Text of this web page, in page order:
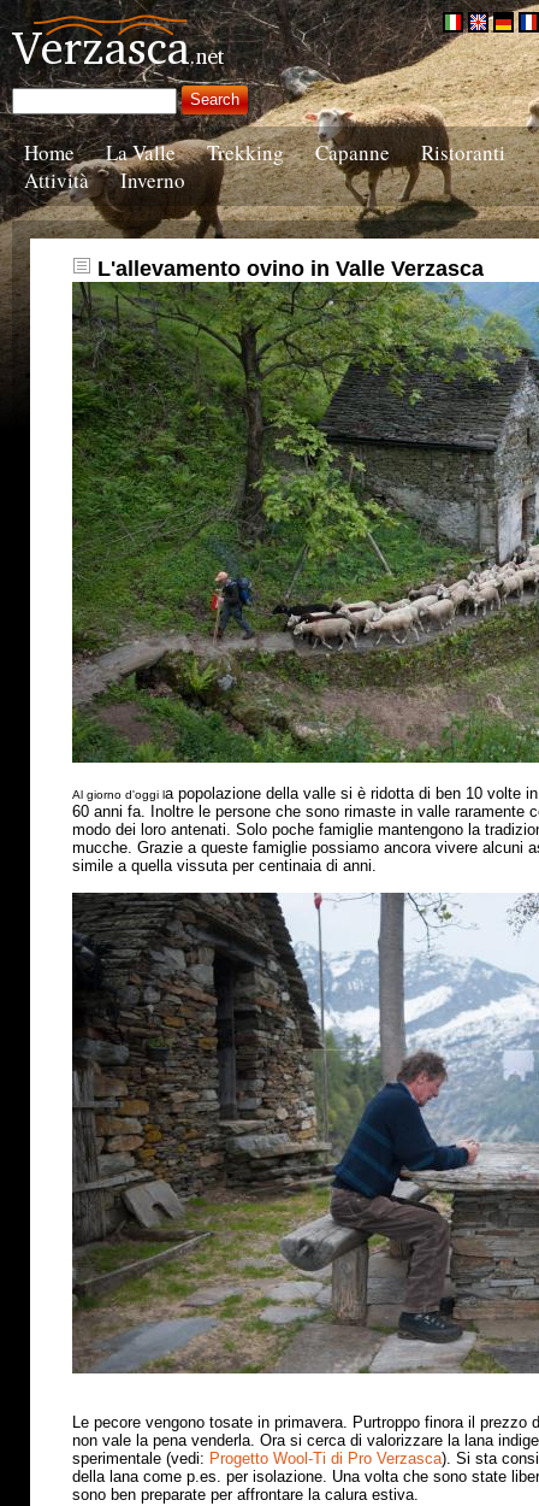
Home La Valle Trekking Capanne
Ristoranti
Attività
Inverno
L'allevamento ovino in Valle Verzasca
Al giorno d'oggi la popolazione della valle si è ridotta di ben 10 volte
60 anni fa. Inoltre le persone che sono rimaste in valle raramente
modo dei loro antenati. Solo poche famiglie mantengono la
mucche. Grazie a queste famiglie possiamo ancora vivere alcuni
simile a quella vissuta per centinaia di anni.
Le pecore vengono tosate in primavera. Purtroppo finora il prezzo
non vale la pena venderla. Ora si cerca di valorizzare la lana
sperimentale (vedi: Progetto Wool-Ti di Pro Verzasca). Si sta
della lana come p.es. per isolazione. Una volta che sono state
sono ben preparate per affrontare la calura estiva.